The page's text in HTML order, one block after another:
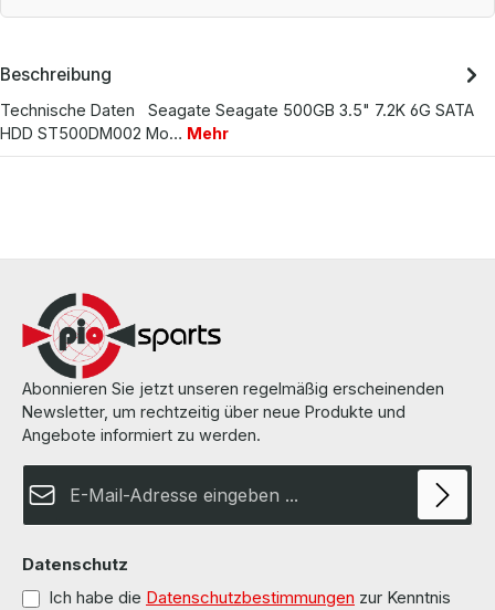
Beschreibung
Technische Daten Seagate Seagate 500GB 3.5" 7.2K 6G SATA
HDD ST500DM002 Mo… Mehr
Abonnieren Sie jetzt unseren regelmäßig erscheinenden
Newsletter, um rechtzeitig über neue Produkte und
Angebote informiert zu werden.
Datenschutz
Ich habe die Datenschutzbestimmungen zur Kenntnis